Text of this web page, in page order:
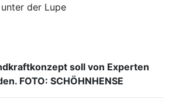
der Lupe
soll von Experten
FOTO: SCHÖHNHENSE